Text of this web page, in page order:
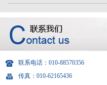
联系电话：010-88570356
传真：010-62165436